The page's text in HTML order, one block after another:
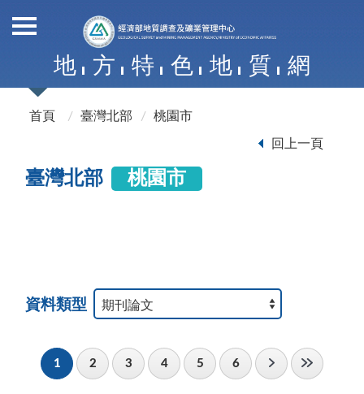
地 方 特 色 地 質 網
首頁 臺灣北部 桃園市
回上一頁
臺灣北部 桃園市
資料類型
1 2 3 4 5 6